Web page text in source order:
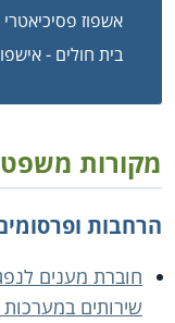
אשפוז פסיכיאטרי
בית חולים -
מקורות
הרחבות
חוברת מענים
שירותים